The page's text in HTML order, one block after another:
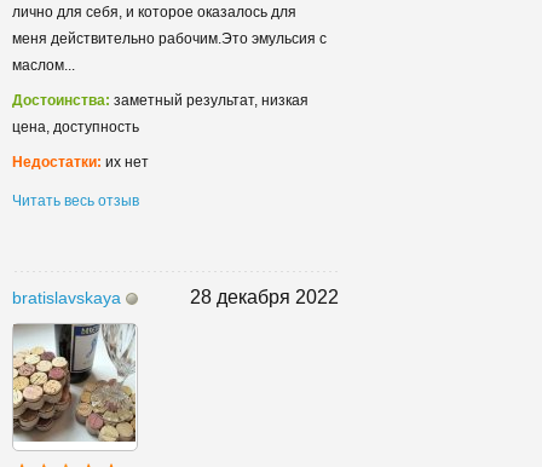
лично для себя, и которое оказалось для
меня действительно рабочим.Это эмульсия с
маслом...
Достоинства: заметный результат, низкая
цена, доступность
Недостатки: их нет
Читать весь отзыв
bratislavskaya 28 декабря 2022